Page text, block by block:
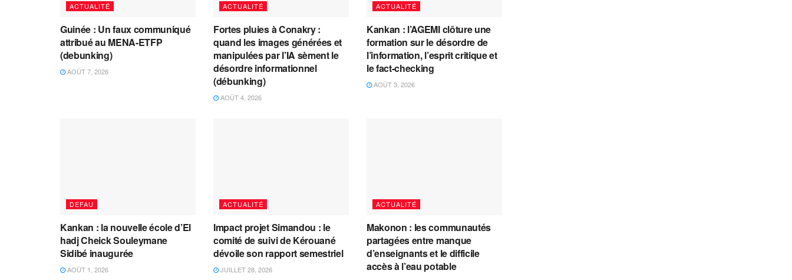
ACTUALITÉ
Guinée : Un faux communiqué
attribué au MENA-ETFP
(debunking)
AOÛT 7, 2026
ACTUALITÉ
Fortes pluies à Conakry :
quand les images générées et
manipulées par l’IA sèment le
désordre informationnel
(débunking)
AOÛT 4, 2026
ACTUALITÉ
Kankan : l’AGEMI clôture une
formation sur le désordre de
l’information, l’esprit critique et
le fact-checking
AOÛT 3, 2026
DEFAU
Kankan : la nouvelle école d’El
hadj Cheick Souleymane
Sidibé inaugurée
AOÛT 1, 2026
ACTUALITÉ
Impact projet Simandou : le
comité de suivi de Kérouané
dévoile son rapport semestriel
JUILLET 28, 2026
ACTUALITÉ
Makonon : les communautés
partagées entre manque
d’enseignants et le difficile
accès à l’eau potable